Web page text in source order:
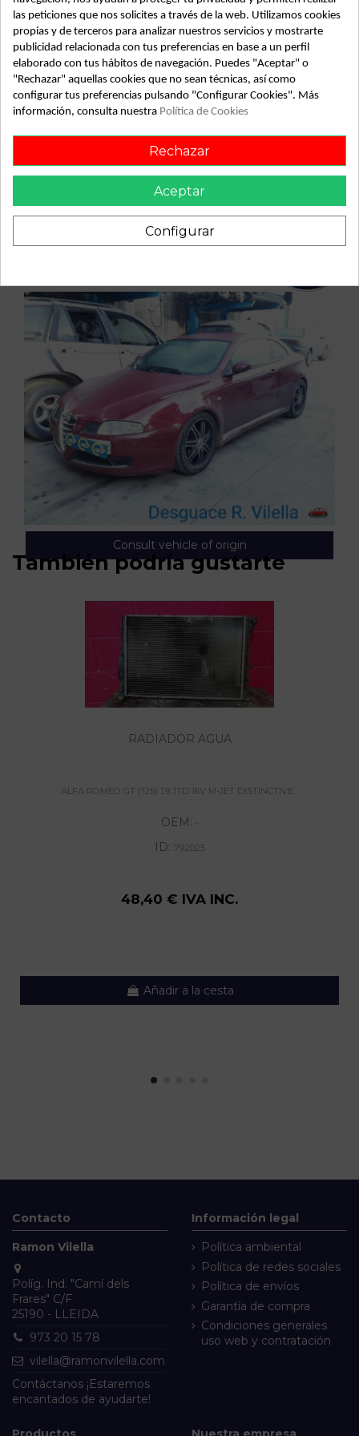
Recambio de compresor aire acondicionado para alfa
romeo gt (125) 1.9 jtd 16v m-jet distinctive (10.2006) | 10.06 -
12.10 1.9 jtd 16v m-jet distinctive (10.2006) | 10.06 - 12.10
referencia OEM IAM 4472208645
Vehículo de origen
Consult vehicle of origin
También podría gustarte
RADIADOR AGUA
ALFA ROMEO GT (125) 1.9 JTD 16V M-JET DISTINCTIVE...
OEM: -
ID: 792025
48,40 € IVA INC.
Añadir a la cesta
Contacto
Ramon Vilella
Políg. Ind. "Camí dels
Frares" C/F
25190 - LLEIDA
973 20 15 78
vilella@ramonvilella.com
Contáctanos ¡Estaremos
encantados de ayudarte!
Información legal
Política ambiental
Política de redes sociales
Política de envíos
Garantía de compra
Condiciones generales
uso web y contratación
las peticiones que nos solicites a través de la web. Utilizamos cookies
propias y de terceros para analizar nuestros servicios y mostrarte
publicidad relacionada con tus preferencias en base a un perfil
elaborado con tus hábitos de navegación. Puedes "Aceptar" o
"Rechazar" aquellas cookies que no sean técnicas, así como
configurar tus preferencias pulsando "Configurar Cookies". Más
información, consulta nuestra Política de Cookies
Rechazar
Aceptar
Configurar